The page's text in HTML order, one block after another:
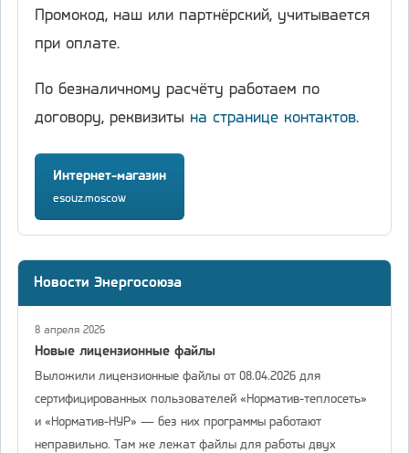
Промокод, наш или партнёрский, учитывается
при оплате.
По безналичному расчёту работаем по
договору, реквизиты на странице контактов.
Интернет-магазин
esouz.moscow
Новости Энергосоюза
8 апреля 2026
Новые лицензионные файлы
Выложили лицензионные файлы от 08.04.2026 для
сертифицированных пользователей «Норматив-теплосеть»
и «Норматив-НУР» — без них программы работают
неправильно. Там же лежат файлы для работы двух